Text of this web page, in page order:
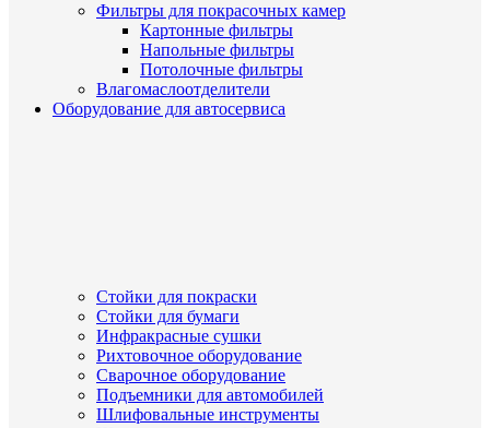
Фильтры для покрасочных камер
Картонные фильтры
Напольные фильтры
Потолочные фильтры
Влагомаслоотделители
Оборудование для автосервиса
Стойки для покраски
Стойки для бумаги
Инфракрасные сушки
Рихтовочное оборудование
Сварочное оборудование
Подъемники для автомобилей
Шлифовальные инструменты